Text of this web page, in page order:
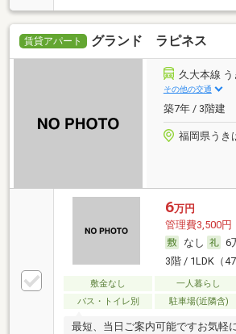
賃貸アパート グランド ラピネス
久大本線
その他の交通
築7年 / 3階建
福岡県うき
6万円
管理費3,500円
なし
6
3階 / 1LDK（
敷金なし 一人暮らし
バス・トイレ別
駐車場(近隣含)
最短、当日ご案内可能ですお気軽